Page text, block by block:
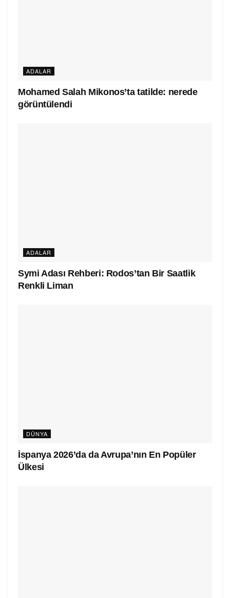
ADALAR
Mohamed Salah Mikonos’ta tatilde: nerede
görüntülendi
ADALAR
Symi Adası Rehberi: Rodos’tan Bir Saatlik
Renkli Liman
DÜNYA
İspanya 2026’da da Avrupa’nın En Popüler
Ülkesi